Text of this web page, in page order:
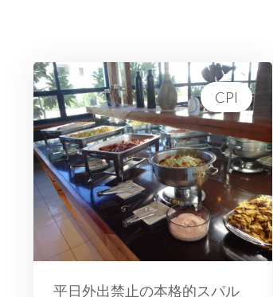
CPI
平日外出禁止の本格的スパル